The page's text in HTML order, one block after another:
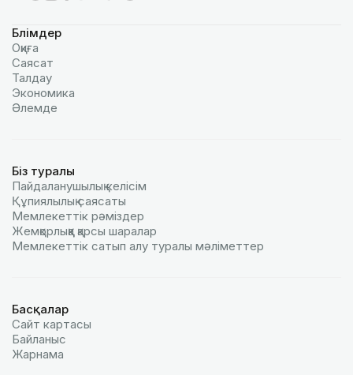
Бөлімдер
Оқиға
Саясат
Талдау
Экономика
Әлемде
Біз туралы
Пайдаланушылық келiciм
Құпиялылық саясаты
Мемлекеттік рәміздер
Жемқорлыққа қарсы шаралар
Мемлекеттік сатып алу туралы мәлiметтер
Басқалар
Сайт картасы
Байланыс
Жарнама